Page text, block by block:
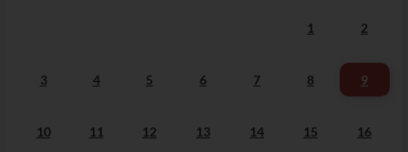
1 2
3 4 5 6 7 8 9
10 11 12 13 14 15 16